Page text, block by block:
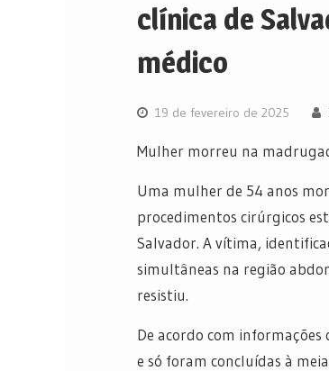
clínica de
médico
19 de fevereiro de 2025
Mulher morreu na
Uma mulher de 54 anos
procedimentos cirúrgicos
Salvador. A vítima,
simultâneas na região
resistiu.
De acordo com informações
e só foram concluídas à